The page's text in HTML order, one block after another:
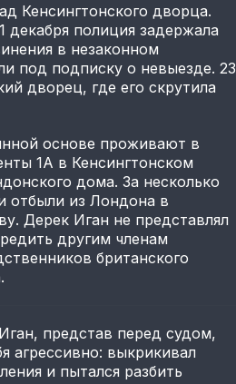
Кенсингтонского дворца.
полиция задержала
в незаконном
под подписку о невыезде. 23
дворец, где его скрутила
основе проживают в
1А в Кенсингтонском
дома. За несколько
отбыли из Лондона в
Дерек Иган не представлял
другим членам
британского
представ перед судом,
агрессивно: выкрикивал
и пытался разбить